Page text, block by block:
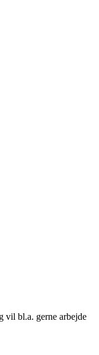
vil bl.a. gerne arbejde